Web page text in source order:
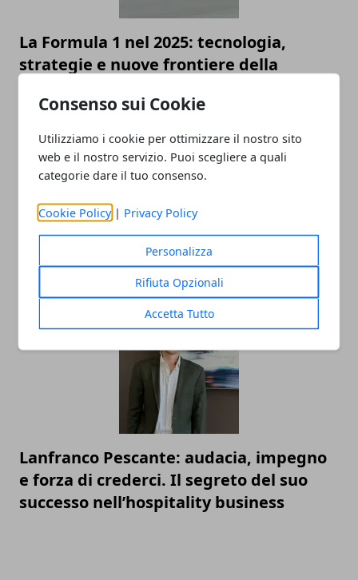
Consenso sui Cookie
Utilizziamo i cookie per ottimizzare il nostro sito
web e il nostro servizio. Puoi scegliere a quali
categorie dare il tuo consenso.
Cookie Policy | Privacy Policy
Personalizza
Rifiuta Opzionali
Accetta Tutto
La Formula 1 nel 2025: tecnologia,
strategie e nuove frontiere della
Intelligenza Artificiale e lavoro: il nuovo
equilibrio tra efficienza e umanità
Lanfranco Pescante: audacia, impegno
e forza di crederci. Il segreto del suo
successo nell’hospitality business